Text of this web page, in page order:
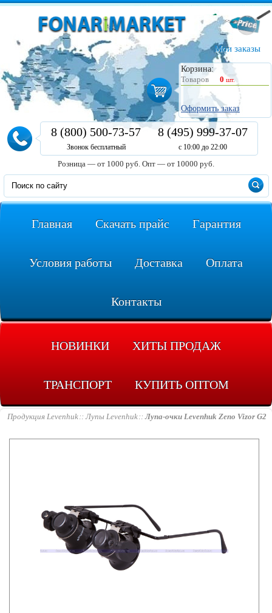
Мои заказы
Корзина:
Товаров
0 шт.
Оформить заказ
8 (800) 500-73-57
Звонок бесплатный
8 (495) 999-37-07
с 10:00 до 22:00
Розница — от 1000 руб. Опт — от 10000 руб.
Главная Скачать прайс Гарантия
Условия работы Доставка Оплата
Контакты
НОВИНКИ ХИТЫ ПРОДАЖ
ТРАНСПОРТ КУПИТЬ ОПТОМ
Продукция Levenhuk Лупы Levenhuk Лупа-очки Levenhuk Zeno Vizor G2